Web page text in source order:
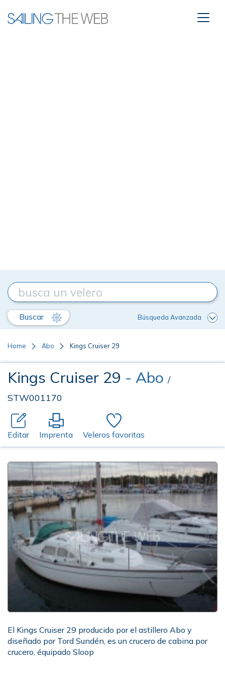
Buscar Búsqueda Avanzada
Home Abo Kings Cruiser 29
Kings Cruiser 29 - Abo /
STW001170
Editar Imprenta Veleros favoritas
El Kings Cruiser 29 producido por el astillero Abo y
diseñado por Tord Sundén, es un crucero de cabina por
crucero, équipado Sloop